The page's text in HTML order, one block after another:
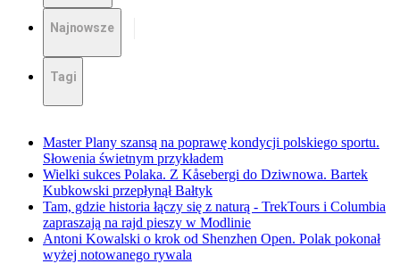
Najnowsze
Tagi
Master Plany szansą na poprawę kondycji polskiego sportu.
Słowenia świetnym przykładem
Wielki sukces Polaka. Z Kåsebergi do Dziwnowa. Bartek
Kubkowski przepłynął Bałtyk
Tam, gdzie historia łączy się z naturą - TrekTours i Columbia
zapraszają na rajd pieszy w Modlinie
Antoni Kowalski o krok od Shenzhen Open. Polak pokonał
wyżej notowanego rywala